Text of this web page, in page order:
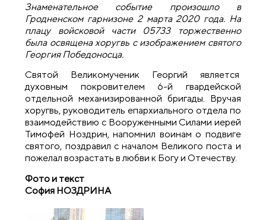
Знаменательное событие произошло в
Гродненском гарнизоне 2 марта 2020 года. На
плацу войсковой части 05733 торжественно
была освящена хоругвь с изображением святого
Георгия Победоносца.
Святой Великомученик Георгий является
духовным покровителем 6-й гвардейской
отдельной механизированной бригады. Вручая
хоругвь, руководитель епархиального отдела по
взаимодействию с Вооруженными Силами иерей
Тимофей Ноздрин, напомнил воинам о подвиге
святого, поздравил с началом Великого поста и
пожелал возрастать в любви к Богу и Отечеству.
Фото и текст
София НОЗДРИНА